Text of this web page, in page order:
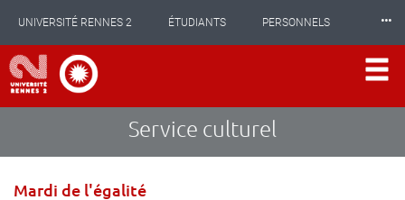
contenu
principal
UNIVERSITÉ RENNES 2 ÉTUDIANTS PERSONNELS
INTERNATIONAL
⸱⸱⸱
Service culturel
Type
Mardi de l'égalité